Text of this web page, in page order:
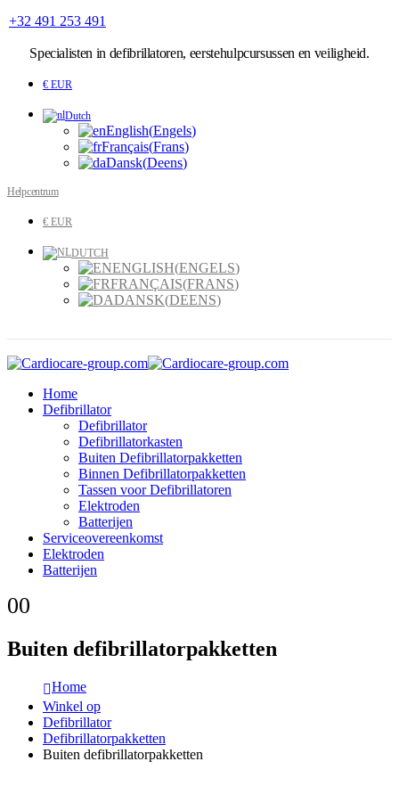
+32 491 253 491
Specialisten in defibrillatoren, eerstehulpcursussen en veiligheid.
€ EUR
Dutch
English(Engels)
Français(Frans)
Dansk(Deens)
Helpcentrum
€ EUR
DUTCH
ENGLISH(ENGELS)
FRANÇAIS(FRANS)
DANSK(DEENS)
Home
Defibrillator
Defibrillator
Defibrillatorkasten
Buiten Defibrillatorpakketten
Binnen Defibrillatorpakketten
Tassen voor Defibrillatoren
Elektroden
Batterijen
Serviceovereenkomst
Elektroden
Batterijen
00
Buiten defibrillatorpakketten
Home
Winkel op
Defibrillator
Defibrillatorpakketten
Buiten defibrillatorpakketten